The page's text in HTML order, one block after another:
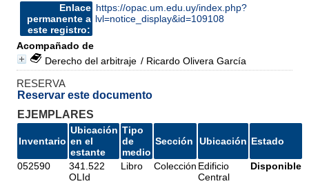
Enlace
permanente a
este registro:
https://opac.um.edu.uy/index.php?
lvl=notice_display&id=109108
Acompañado de
Derecho del arbitraje / Ricardo Olivera García
RESERVA
Reservar este documento
EJEMPLARES
Inventario
Ubicación
en el
estante
Tipo
de
medio
Sección Ubicación Estado
052590
341.522
OLId
Libro Colección Edificio
Central
Disponible